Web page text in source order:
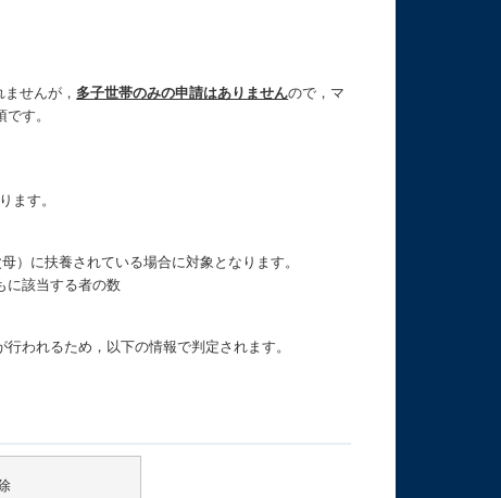
せんが， 多子世帯のみの申請はありませんので，マ
す。
ます。
）に扶養されている場合に対象となります。
に該当する者の数
われるため，以下の情報で判定されます。